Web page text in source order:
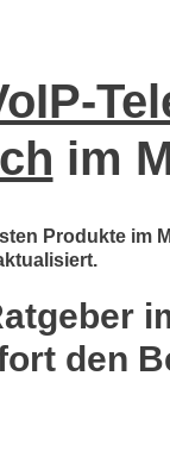
im
Produkte im
den